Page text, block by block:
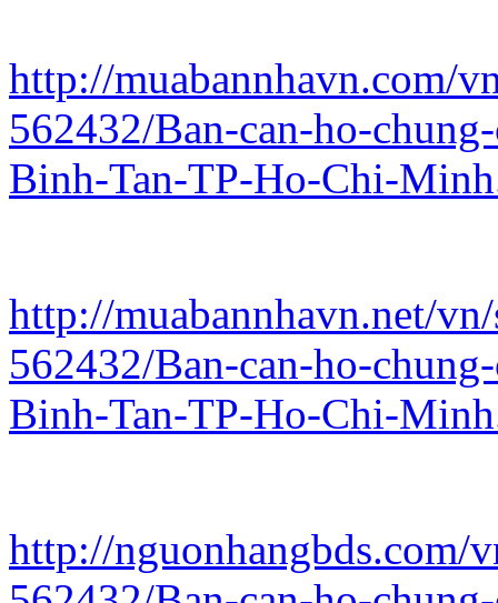
http://muabannhavn.com/
562432/Ban-can-ho-
Binh-Tan-TP-Ho-Chi-
http://muabannhavn.net/
562432/Ban-can-ho-
Binh-Tan-TP-Ho-Chi-
http://nguonhangbds.com/